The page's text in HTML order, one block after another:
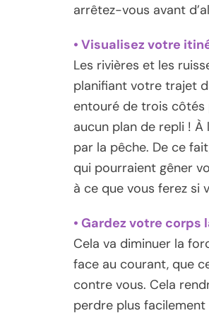
arrêtez-vous avant
• Visualisez votre
Les rivières et les
planifiant votre trajet
entouré de trois côtés
aucun plan de repli ! À
par la pêche. De ce
qui pourraient gêner
à ce que vous ferez si
• Gardez votre
Cela va diminuer la
face au courant, que
contre vous. Cela
perdre plus facilement